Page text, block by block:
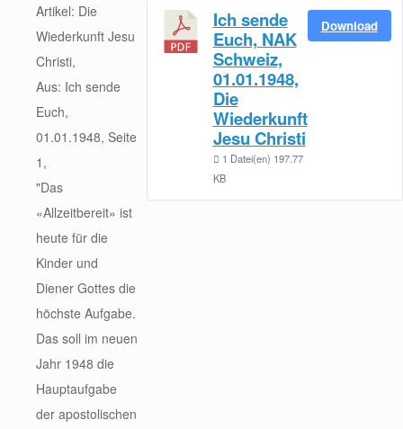
Artikel: Die
Wiederkunft Jesu
Christi,
Aus: Ich sende
Euch,
01.01.1948, Seite
1,
"Das
«Allzeitbereit» ist
heute für die
Kinder und
Diener Gottes die
höchste Aufgabe.
Das soll im neuen
Jahr 1948 die
Hauptaufgabe
der apostolischen
Ich sende
Euch, NAK
Schweiz,
01.01.1948,
Die
Wiederkunft
Jesu Christi
1 Datei(en) 197.77
KB
Download